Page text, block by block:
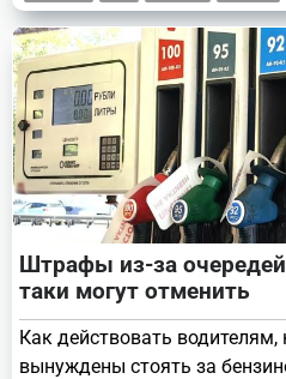
Штрафы из-за
таки могут отменить
Как действовать
вынуждены стоять за